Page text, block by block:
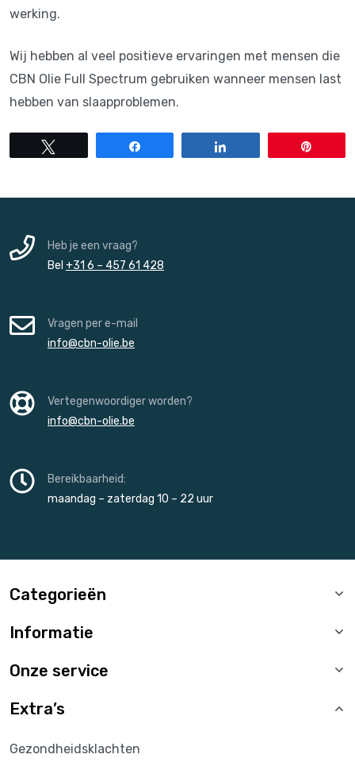
werking.
Wij hebben al veel positieve ervaringen met mensen die
CBN Olie Full Spectrum gebruiken wanneer mensen last
hebben van slaapproblemen.
Heb je een vraag?
Bel +31 6 – 457 61 428
Vragen per e-mail
info@cbn-olie.be
Vertegenwoordiger worden?
info@cbn-olie.be
Bereikbaarheid:
maandag – zaterdag 10 – 22 uur
Categorieën
Informatie
Onze service
Extra’s
Gezondheidsklachten